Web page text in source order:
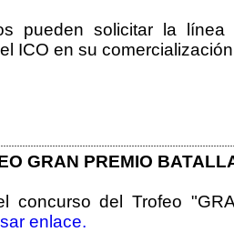
pueden solicitar la
ICO en su
GRAN PREMIO
concurso del Trofeo
enlace.